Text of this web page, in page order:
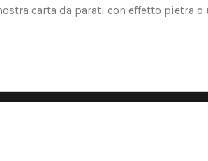
carta da parati con effetto pietra